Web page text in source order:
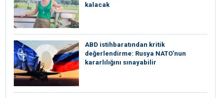
kalacak
ABD istihbaratından kritik
değerlendirme: Rusya NATO’nun
kararlılığını sınayabilir